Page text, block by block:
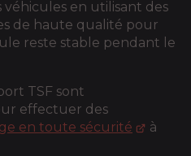
en utilisant des
de haute qualité pour
reste stable pendant le
TSF sont
effectuer des
en toute sécurité
à